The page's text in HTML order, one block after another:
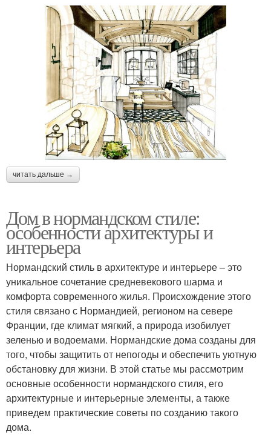
читать дальше →
Дом в нормандском стиле:
особенности архитектуры и
интерьера
Нормандский стиль в архитектуре и интерьере – это
уникальное сочетание средневекового шарма и
комфорта современного жилья. Происхождение этого
стиля связано с Нормандией, регионом на севере
Франции, где климат мягкий, а природа изобилует
зеленью и водоемами. Нормандские дома созданы для
того, чтобы защитить от непогоды и обеспечить уютную
обстановку для жизни. В этой статье мы рассмотрим
основные особенности нормандского стиля, его
архитектурные и интерьерные элементы, а также
приведем практические советы по созданию такого
дома.